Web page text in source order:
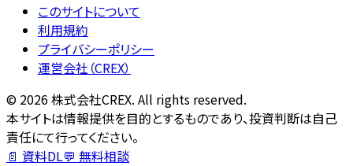
このサイトについて
利用規約
プライバシーポリシー
運営会社（CREX）
© 2026株式会社CREX. All rights reserved.
本サイトは情報提供を目的とするものであり、投資判断は自己
責任にて行ってください。
📄 資料DL💬 無料相談